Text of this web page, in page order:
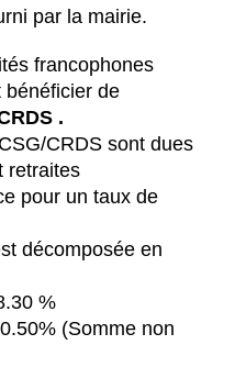
par la mairie.
francophones
bénéficier de
.
CRDS sont dues
retraites
pour un taux de
décomposée en
%
(Somme non